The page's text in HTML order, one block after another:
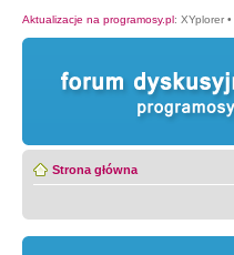
Aktualizacje na programosy.pl: XYplorer •
Strona główna